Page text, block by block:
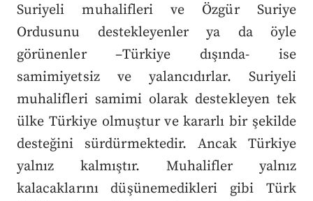
Suriyeli muhalifleri ve Özgür Suriye
Ordusunu destekleyenler ya da öyle
görünenler –Türkiye dışında- ise
samimiyetsiz ve yalancıdırlar. Suriyeli
muhalifleri samimi olarak destekleyen tek
ülke Türkiye olmuştur ve kararlı bir şekilde
desteğini sürdürmektedir. Ancak Türkiye
yalnız kalmıştır. Muhalifler yalnız
kalacaklarını düşünemedikleri gibi Türk